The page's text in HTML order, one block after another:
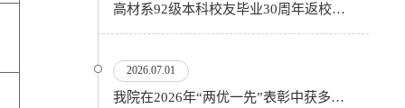
高材系92级本科校友毕业30周年返校活动顺利举行
2026.07.01
我院在2026年“两优一先”表彰中获多项殊荣